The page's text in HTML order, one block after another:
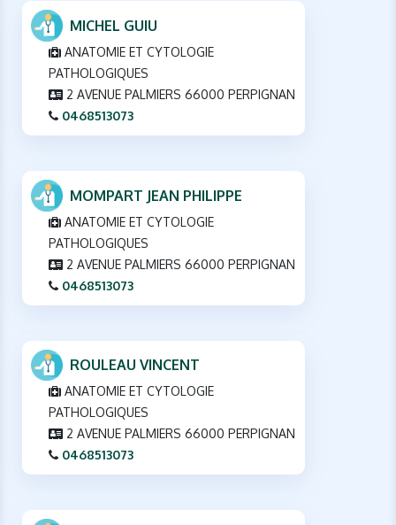
MICHEL GUIU
ANATOMIE ET CYTOLOGIE
PATHOLOGIQUES
2 AVENUE PALMIERS 66000 PERPIGNAN
0468513073
MOMPART JEAN PHILIPPE
ANATOMIE ET CYTOLOGIE
PATHOLOGIQUES
2 AVENUE PALMIERS 66000 PERPIGNAN
0468513073
ROULEAU VINCENT
ANATOMIE ET CYTOLOGIE
PATHOLOGIQUES
2 AVENUE PALMIERS 66000 PERPIGNAN
0468513073